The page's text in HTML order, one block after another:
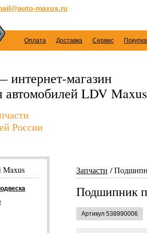
maxus.ru
Оплата Доставка Сервис
магазин
автомобилей LDV Maxus
России
Запчасти
Подшипник
Артикул 538990006
Maxus